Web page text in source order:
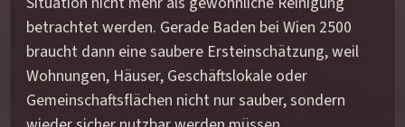
betrachtet werden. Gerade Baden bei Wien 2500
braucht dann eine saubere Ersteinschätzung, weil
Wohnungen, Häuser, Geschäftslokale oder
Gemeinschaftsflächen nicht nur sauber, sondern